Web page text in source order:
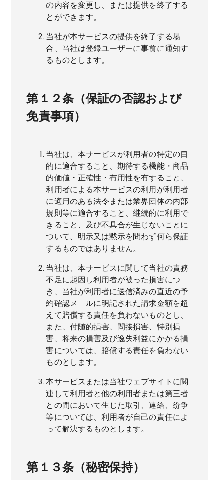
の内容を変更し、または提供を終了する
とができます。
当社が本サービスの提供を終了する場
合、当社は登録ユーザーに事前に通知す
るものとします。
第１２条（保証の否認および
免責事項）
当社は、本サービスが利用者の特定の目
的に適合すること、期待する機能・商品
的価値・正確性・有用性を有すること、
利用者による本サービスの利用が利用者
に適用のある法令または業界団体の内部
規則等に適合すること、継続的に利用で
きること、及び不具合が生じないことに
ついて、明示又は黙示を問わず何ら保証
するものではありません。
当社は、本サービスに関して当社の責務
不足に起因し利用者が被った損害につ
き、当社が利用者に送信済みの直近の予
約確認メールに明記された請求金額を超
えて賠償する責任を負わないものとし、
また、付随的損害、間接損害、特別損
害、将来の損害及び逸失利益にかかる損
害については、賠償する責任を負わない
ものとします。
本サービスまたは当社ウェブサイトに関
連して利用者と他の利用者または第三者
との間において生じた取引、連絡、紛争
等については、利用者が自己の責任によ
って解決するものとします。
第１３条（秘密保持）